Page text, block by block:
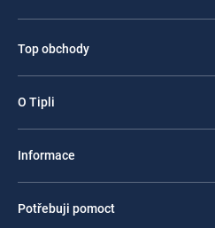
Top obchody
O Tipli
Informace
Potřebuji pomoct